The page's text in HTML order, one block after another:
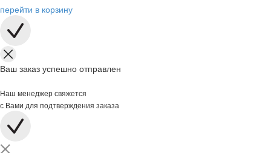
перейти в корзину
Ваш заказ успешно отправлен
Наш менеджер свяжется
с Вами для подтверждения заказа